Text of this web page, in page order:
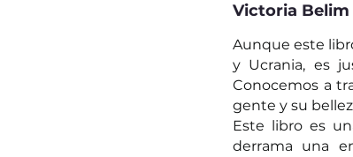
Victoria Belim
Aunque este
y Ucrania, es
Conocemos a
gente y su
Este libro es
derrama una